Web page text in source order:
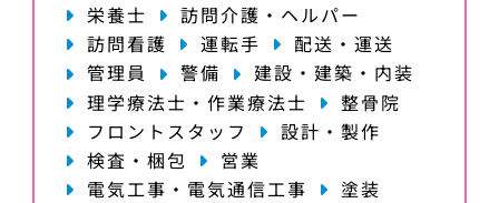
栄養士
訪問介護・ヘルパー
訪問看護
運転手
配送・運送
管理員
警備
建設・建築・内装
理学療法士・作業療法士
整骨院
フロントスタッフ
設計・製作
検査・梱包
営業
電気工事・電気通信工事
塗装